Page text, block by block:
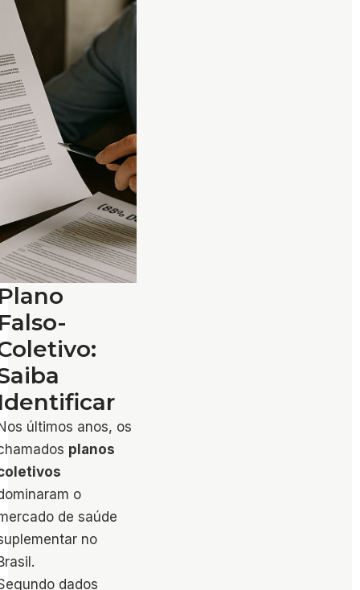
últimos anos, os
planos
o
de saúde
no
dados